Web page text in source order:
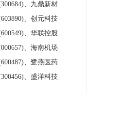
、九鼎新材
、创元科技
、华联控股
、海南机场
、鹭燕医药
、盛洋科技